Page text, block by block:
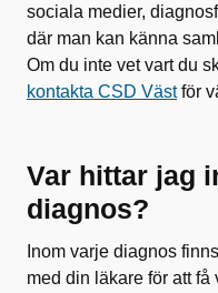
sociala medier,
där man kan känna
Om du inte vet vart du
kontakta CSD Västför
Var hittar jag
diagnos?
Inom varje diagnos
med din läkare för att